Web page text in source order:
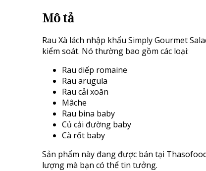
Mô tả
Rau Xà lách nhập khẩu Simply Gourmet
kiểm soát. Nó thường bao gồm các loại:
Rau diếp romaine
Rau arugula
Rau cải xoăn
Mâche
Rau bina baby
Củ cải đường baby
Cà rốt baby
Sản phẩm này đang được bán tại
lượng mà bạn có thể tin tưởng.